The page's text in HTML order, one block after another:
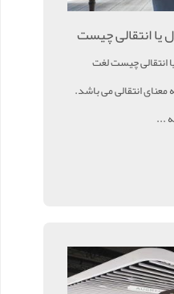
یا انتقالی چیست
انتقالی چیست لغت
انتقالی می باشد.
...